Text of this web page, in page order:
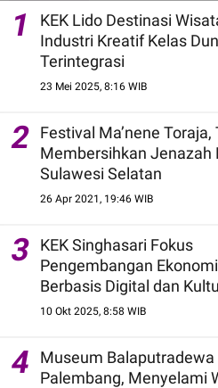
1
KEK Lido Destinasi
Industri Kreatif Kelas
Terintegrasi
23 Mei 2025, 8:16 WIB
2
Festival Ma’nene Toraja,
Membersihkan Jenazah
Sulawesi Selatan
26 Apr 2021, 19:46 WIB
3
KEK Singhasari Fokus
Pengembangan
Berbasis Digital dan
10 Okt 2025, 8:58 WIB
4
Museum Balaputradewa
Palembang, Menyelami